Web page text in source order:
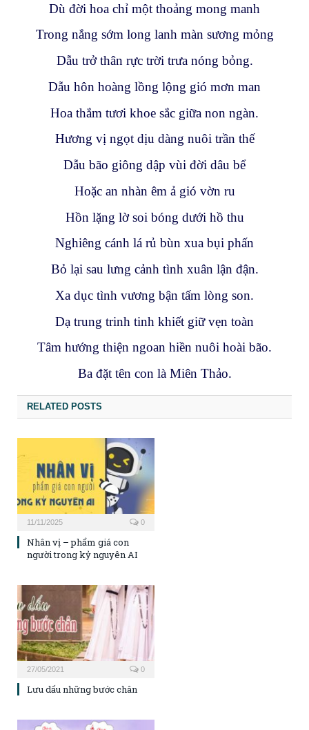
Dù đời hoa chỉ một thoảng mong manh
Trong nắng sớm long lanh màn sương mỏng
Dẫu trở thân rực trời trưa nóng bỏng.
Dẫu hôn hoàng lồng lộng gió mơn man
Hoa thắm tươi khoe sắc giữa non ngàn.
Hương vị ngọt dịu dàng nuôi trần thế
Dẫu bão giông dập vùi đời dâu bể
Hoặc an nhàn êm ả gió vờn ru
Hồn lặng lờ soi bóng dưới hồ thu
Nghiêng cánh lá rủ bùn xua bụi phấn
Bỏ lại sau lưng cảnh tình xuân lận đận.
Xa dục tình vương bận tấm lòng son.
Dạ trung trinh tinh khiết giữ vẹn toàn
Tâm hướng thiện ngoan hiền nuôi hoài bão.
Ba đặt tên con là Miên Thảo.
RELATED POSTS
11/11/2025 0
Nhân vị – phẩm giá con
người trong kỷ nguyên AI
27/05/2021 0
Lưu dấu những bước chân